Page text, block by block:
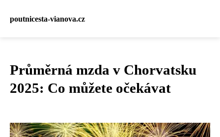
poutnicesta-vianova.cz
Průměrná mzda v Chorvatsku
2025: Co můžete očekávat